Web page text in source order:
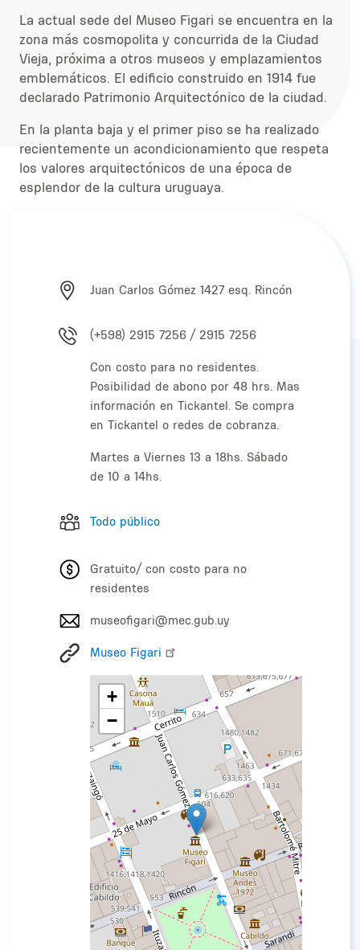
La actual sede del Museo Figari se encuentra en la
zona más cosmopolita y concurrida de la Ciudad
Vieja, próxima a otros museos y emplazamientos
emblemáticos. El edificio construido en 1914 fue
declarado Patrimonio Arquitectónico de la ciudad.
En la planta baja y el primer piso se ha realizado
recientemente un acondicionamiento que respeta
los valores arquitectónicos de una época de
esplendor de la cultura uruguaya.
Juan Carlos Gómez 1427 esq. Rincón
(+598) 2915 7256 / 2915 7256
Con costo para no residentes.
Posibilidad de abono por 48 hrs. Mas
información en Tickantel. Se compra
en Tickantel o redes de cobranza.
Martes a Viernes 13 a 18hs. Sábado
de 10 a 14hs.
Todo público
Gratuito/ con costo para no
residentes
museofigari@mec.gub.uy
Museo Figari
+
−